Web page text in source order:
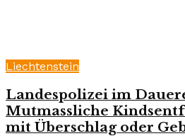
Liechtenstein
Landespolizei im
Mutmassliche
mit Überschlag oder